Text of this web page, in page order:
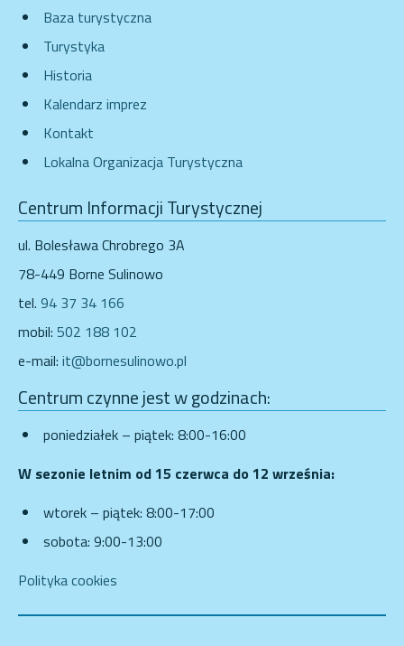
Baza turystyczna
Turystyka
Historia
Kalendarz imprez
Kontakt
Lokalna Organizacja Turystyczna
Centrum Informacji Turystycznej
ul. Bolesława Chrobrego 3A
78-449 Borne Sulinowo
tel. 94 37 34 166
mobil: 502 188 102
e-mail: it@bornesulinowo.pl
Centrum czynne jest w godzinach:
poniedziałek – piątek: 8:00-16:00
W sezonie letnim od 15 czerwca do 12 września:
wtorek – piątek: 8:00-17:00
sobota: 9:00-13:00
Polityka cookies